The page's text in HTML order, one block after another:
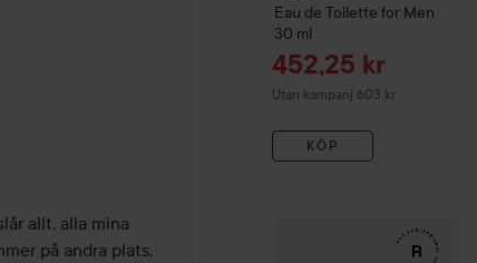
allt, alla mina
på andra plats.
Eau de Toilette for Men
30 ml
Reapris
452,25 kr
Utan kampanj 603 kr
KÖP
RefectoCil